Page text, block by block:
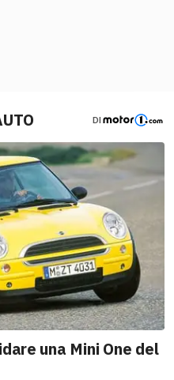
DI
una Mini One del